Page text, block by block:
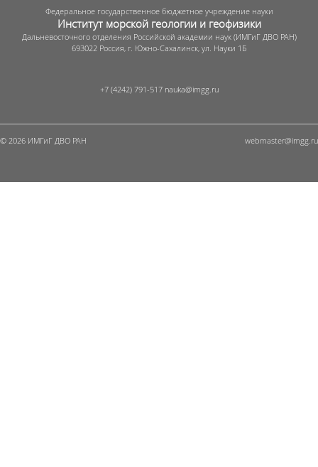
Федеральное государственное бюджетное учреждение науки
Институт морской геологии и геофизики
Дальневосточного отделения Российской академии наук (ИМГиГ ДВО РАН)
693022 Россия, г. Южно-Сахалинск, ул. Науки 1Б
+7 (4242) 791-517
© 2026 ИМГиГ ДВО РАН